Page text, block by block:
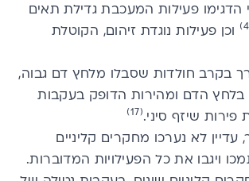
הדגימו פעילות המעכבת גדילת תאים
וכן פעילות נוגדת זיהום, הקוטלת
בקרב חולדות שסבלו מלחץ דם גבוה,
בלחץ הדם ומהירות הדופק בעקבות
שיזף סיני.(17)
לא נערכו מחקרים קליניים
ויגבו את כל הפעילויות המדוברות.